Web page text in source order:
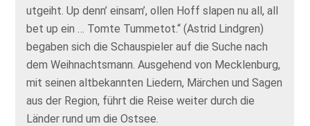
utgeiht. Up denn’ einsam’, ollen Hoff slapen nu all, all
bet up ein … Tomte Tummetot.“ (Astrid Lindgren)
begaben sich die Schauspieler auf die Suche nach
dem Weihnachtsmann. Ausgehend von Mecklenburg,
mit seinen altbekannten Liedern, Märchen und Sagen
aus der Region, führt die Reise weiter durch die
Länder rund um die Ostsee.